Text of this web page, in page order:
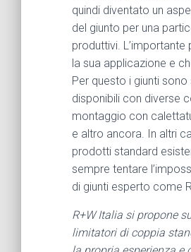
quindi diventato un
del giunto per una
produttivi.
la sua applicazione e
Per questo i giunti
disponibili con diverse
montaggio con
e altro ancora. In altri
prodotti standard
sempre tentare
di giunti esperto come
R+W Italia si propone
limitatori di coppia